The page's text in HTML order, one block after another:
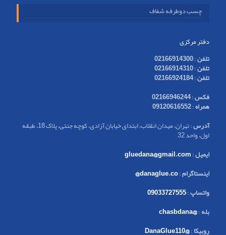
چسب دوطرفه شفاف
دفتر مرکزی
تلفن:
02166914300
تلفن:
02166914310
تلفن:
02166924184
فکس:
02166946244
همراه:
09120616552
آدرس
: تهران، میدان انقلاب، ابتدای خیابان آزادی، کوچه جنتی، پلاک 18، طبقه
اول، واحد 32
ایمیل:
gluedana@gmail.com
اینستاگرام:
danaglue.co@
واتساپ:
09033727555
بله:
@chasbdana
روبیکا:
@DanaGlue110